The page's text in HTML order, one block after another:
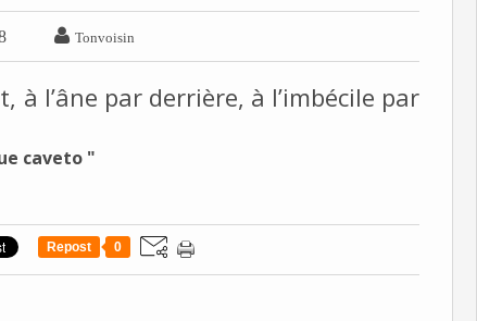
 Tonvoisin
l’âne par derrière, à l’imbécile par
caveto "
Repost 0